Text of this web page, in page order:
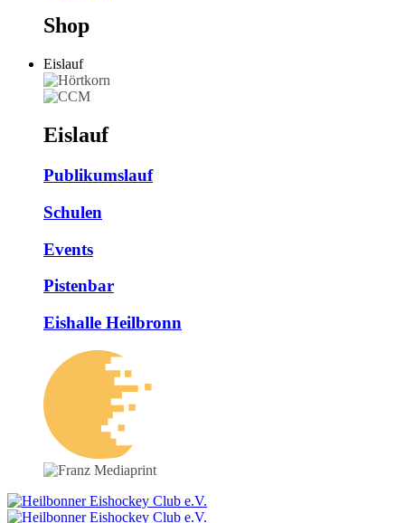
Shop
Eislauf
Eislauf
Publikumslauf
Schulen
Events
Pistenbar
Eishalle Heilbronn